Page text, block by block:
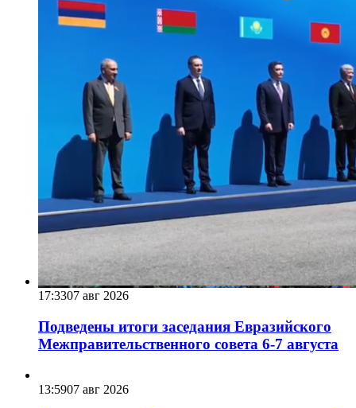
17:3307 авг 2026
Подведены итоги заседания Евразийского
Межправительственного совета 6-7 августа
13:5907 авг 2026